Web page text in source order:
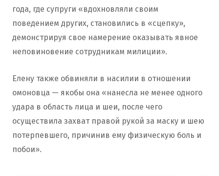
года, где супруги «вдохновляли своим
поведением других, становились в «сцепку»,
демонстрируя свое намерение оказывать явное
неповиновение сотрудникам милиции».
Елену также обвиняли в насилии в отношении
омоновца — якобы она «нанесла не менее одного
удара в область лица и шеи, после чего
осуществила захват правой рукой за маску и шею
потерпевшего, причинив ему физическую боль и
побои».